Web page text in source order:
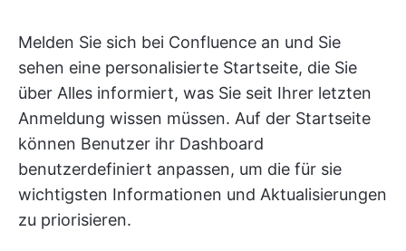
Melden Sie sich bei Confluence an und Sie
sehen eine personalisierte Startseite, die Sie
über Alles informiert, was Sie seit Ihrer letzten
Anmeldung wissen müssen. Auf der Startseite
können Benutzer ihr Dashboard
benutzerdefiniert anpassen, um die für sie
wichtigsten Informationen und Aktualisierungen
zu priorisieren.